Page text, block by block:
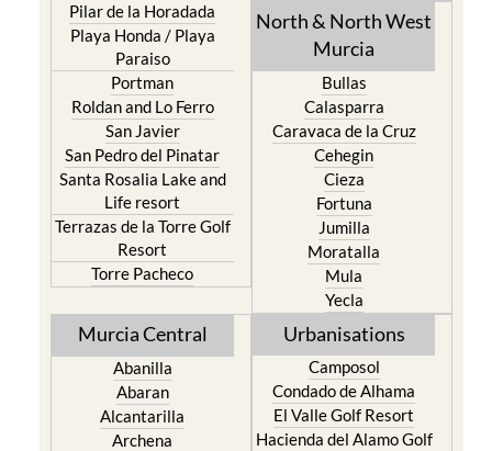
Pilar de la Horadada
Playa Honda / Playa
Paraiso
Portman
Roldan and Lo Ferro
San Javier
San Pedro del Pinatar
Santa Rosalia Lake and
Life resort
Terrazas de la Torre Golf
Resort
Torre Pacheco
North & North West
Murcia
Bullas
Calasparra
Caravaca de la Cruz
Cehegin
Cieza
Fortuna
Jumilla
Moratalla
Mula
Yecla
Murcia Central
Abanilla
Abaran
Alcantarilla
Archena
Urbanisations
Camposol
Condado de Alhama
El Valle Golf Resort
Hacienda del Alamo Golf